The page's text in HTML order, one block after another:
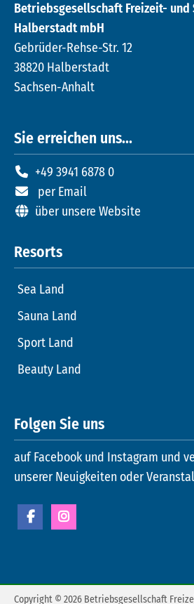
Betriebsgesellschaft Freizeit- und
Halberstadt mbH
Gebrüder-Rehse-Str. 12
38820 Halberstadt
Sachsen-Anhalt
Sie erreichen uns...
+49 3941 6878 0
per Email
über unsere Website
Resorts
Sea Land
Sauna Land
Sport Land
Beauty Land
Folgen Sie uns
auf Facebook und Instagram und
unserer Neuigkeiten oder
Copyright © 2026 Betriebsgesellschaft